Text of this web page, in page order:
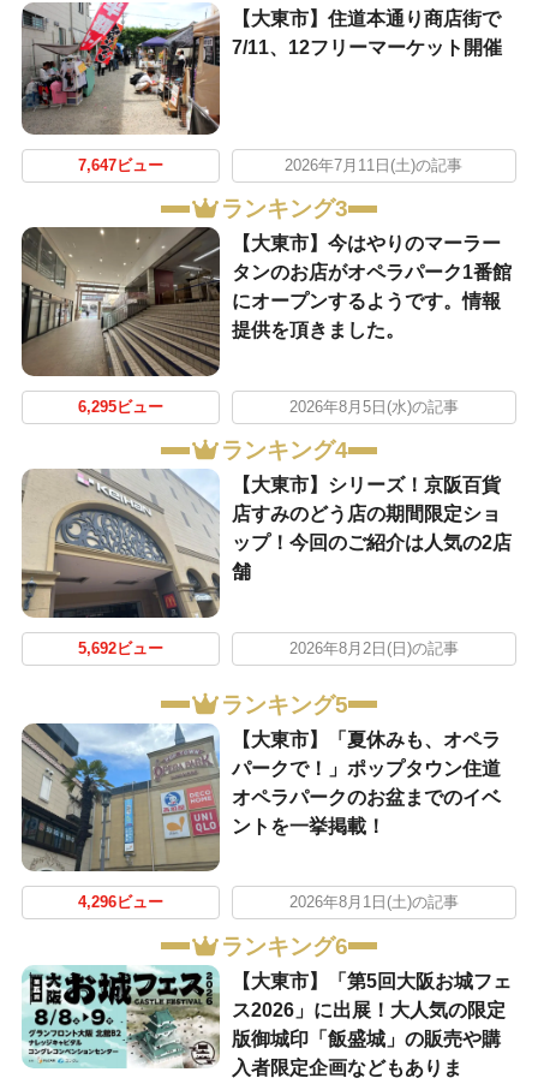
【大東市】住道本通り商店街で
7/11、12フリーマーケット開催
7,647ビュー 2026年7月11日(土)の記事
ランキング3
【大東市】今はやりのマーラー
タンのお店がオペラパーク1番館
にオープンするようです。情報
提供を頂きました。
6,295ビュー 2026年8月5日(水)の記事
ランキング4
【大東市】シリーズ！京阪百貨
店すみのどう店の期間限定ショ
ップ！今回のご紹介は人気の2店
舗
5,692ビュー 2026年8月2日(日)の記事
ランキング5
【大東市】「夏休みも、オペラ
パークで！」ポップタウン住道
オペラパークのお盆までのイベ
ントを一挙掲載！
4,296ビュー 2026年8月1日(土)の記事
ランキング6
【大東市】「第5回大阪お城フェ
ス2026」に出展！大人気の限定
版御城印「飯盛城」の販売や購
入者限定企画などもありま